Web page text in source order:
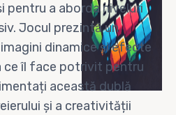
pentru a aborda niveluri
Jocul prezintă un
dinamice și efecte
ce îl face potrivit pentru
această dublă
și a creativității